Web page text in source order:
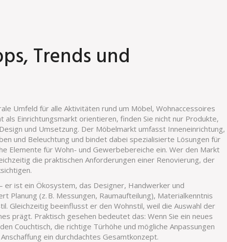
Trends und
Umfeld für alle Aktivitäten rund um Möbel, Wohnaccessoires
als Einrichtungsmarkt orientieren, finden Sie nicht nur Produkte,
und Umsetzung. Der Möbelmarkt umfasst Inneneinrichtung,
und Beleuchtung und bindet dabei spezialisierte Lösungen für
Elemente für Wohn- und Gewerbebereiche ein. Wer den Markt
die praktischen Anforderungen einer Renovierung, der
er ist ein Ökosystem, das Designer, Handwerker und
Planung (z. B. Messungen, Raumaufteilung), Materialkenntnis
Gleichzeitig beeinflusst er den Wohnstil, weil die Auswahl der
prägt. Praktisch gesehen bedeutet das: Wenn Sie ein neues
Couchtisch, die richtige Türhöhe und mögliche Anpassungen
ein durchdachtes Gesamtkonzept.